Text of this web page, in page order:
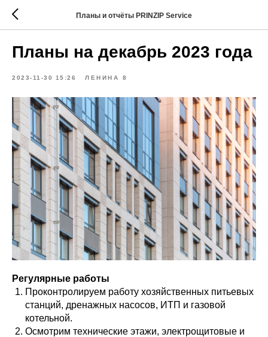
Планы и отчёты PRINZIP Service
Планы на декабрь 2023 года
2023-11-30 15:26 ЛЕНИНА 8
Регулярные работы
Проконтролируем работу хозяйственных питьевых
станций, дренажных насосов, ИТП и газовой
котельной.
Осмотрим технические этажи, электрощитовые и